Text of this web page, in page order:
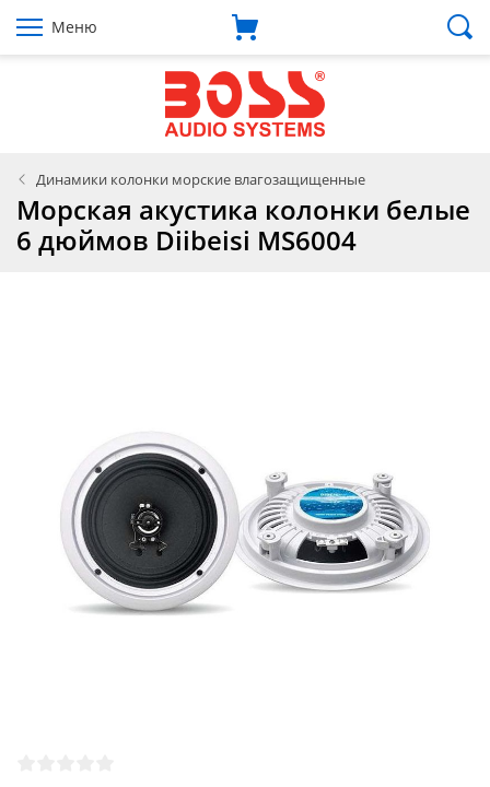
Меню
Динамики колонки морские влагозащищенные
Морская акустика колонки белые
6 дюймов Diibeisi MS6004